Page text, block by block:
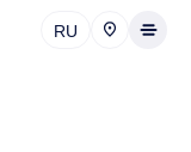
RU